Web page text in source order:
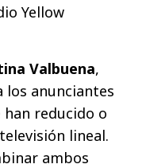
Yellow
Valbuena,
los anunciantes
reducido o
lineal.
ambos